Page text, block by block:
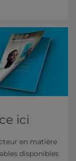
ici
en matière
disponibles